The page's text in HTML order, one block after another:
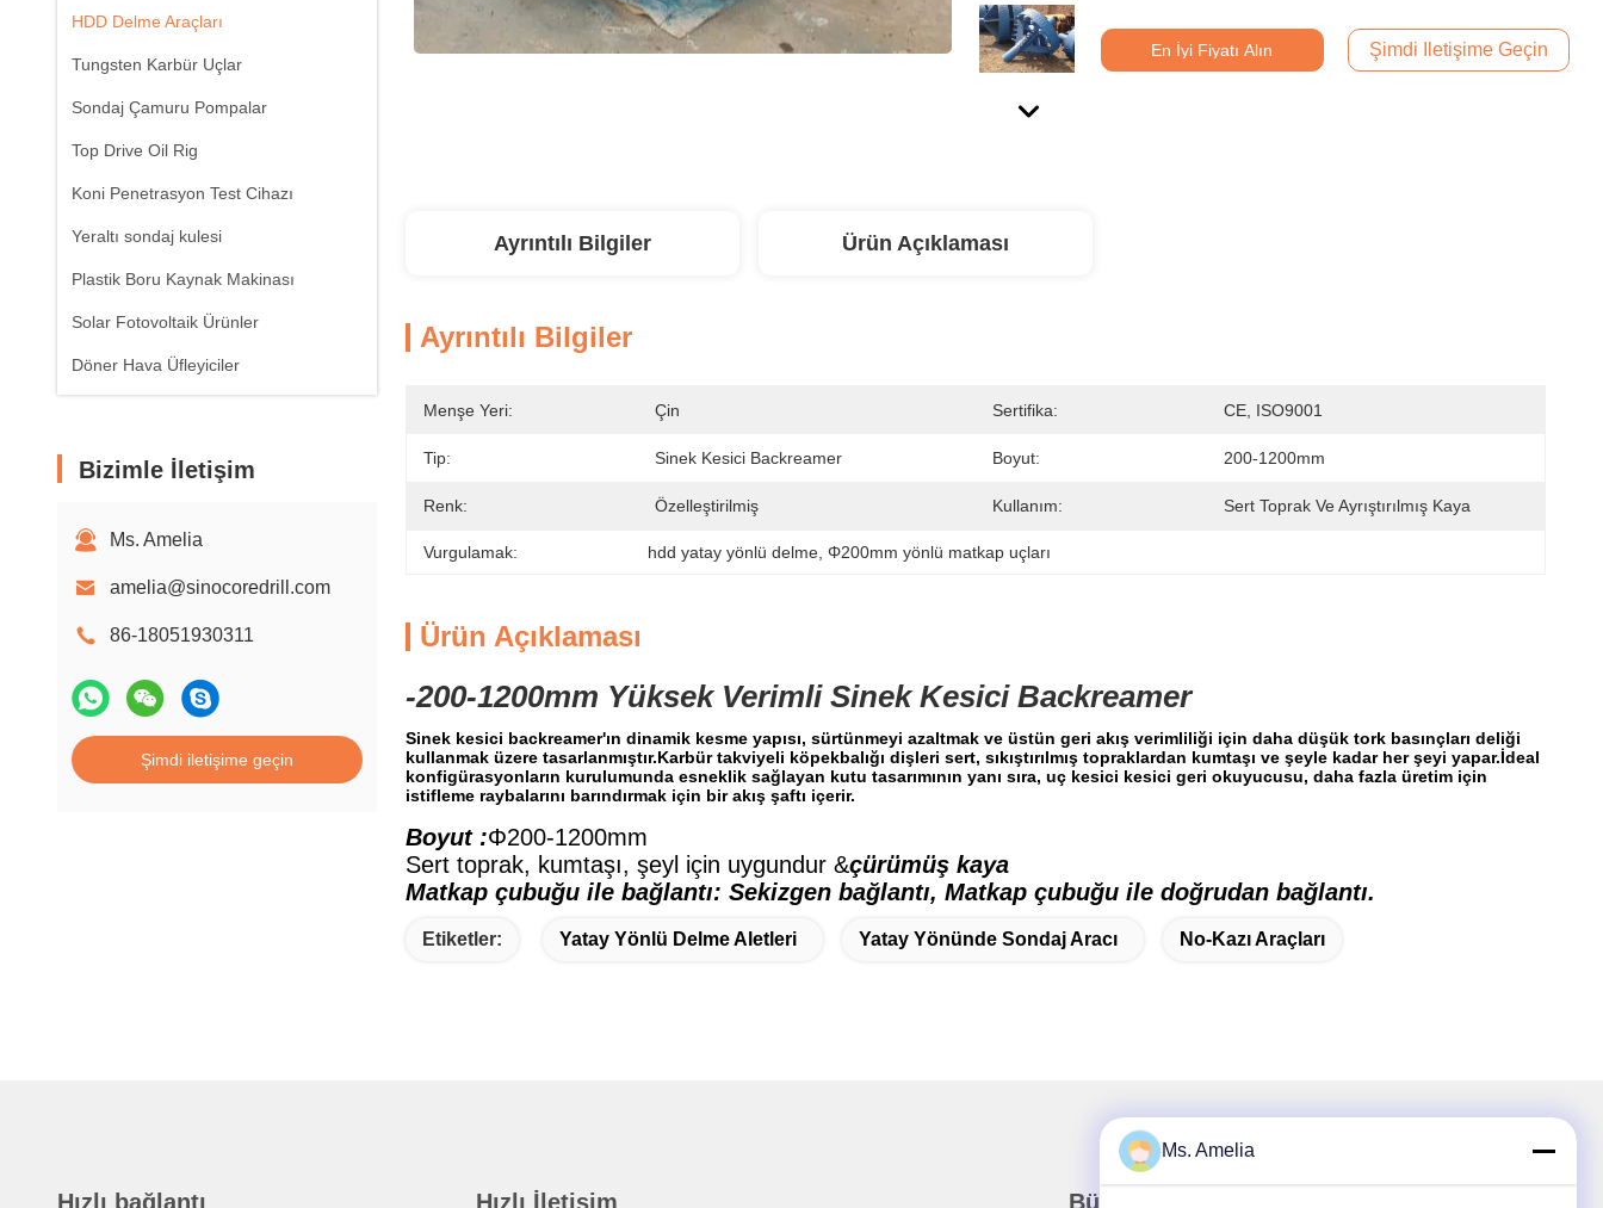
HDD Delme Araçları
Tungsten Karbür Uçlar
Sondaj Çamuru Pompalar
Top Drive Oil Rig
Koni Penetrasyon Test Cihazı
Yeraltı sondaj kulesi
Plastik Boru Kaynak Makinası
Solar Fotovoltaik Ürünler
Döner Hava Üfleyiciler
Bizimle İletişim
Ms. Amelia
amelia@sinocoredrill.com
86-18051930311
Şimdi iletişime geçin
En İyi Fiyatı Alın Şimdi Iletişime Geçin
Ayrıntılı Bilgiler Ürün Açıklaması
Ayrıntılı Bilgiler
Menşe Yeri: Çin Sertifika: CE, ISO9001
Tip: Sinek Kesici Backreamer Boyut: 200-1200mm
Renk: Özelleştirilmiş Kullanım: Sert Toprak Ve Ayrıştırılmış Kaya
Vurgulamak: hdd yatay yönlü delme , Φ200mm yönlü matkap uçları
Ürün Açıklaması
-200-1200mm Yüksek Verimli Sinek Kesici Backreamer
Sinek kesici backreamer'ın dinamik kesme yapısı, sürtünmeyi azaltmak ve üstün geri akış verimliliği için daha düşük tork basınçları deliği
kullanmak üzere tasarlanmıştır.Karbür takviyeli köpekbalığı dişleri sert, sıkıştırılmış topraklardan kumtaşı ve şeyle kadar her şeyi yapar.İdeal
konfigürasyonların kurulumunda esneklik sağlayan kutu tasarımının yanı sıra, uç kesici kesici geri okuyucusu, daha fazla üretim için
istifleme raybalarını barındırmak için bir akış şaftı içerir.
Boyut :Φ200-1200mm
Sert toprak, kumtaşı, şeyl için uygundur &çürümüş kaya
Matkap çubuğu ile bağlantı: Sekizgen bağlantı, Matkap çubuğu ile doğrudan bağlantı.
Etiketler: Yatay Yönlü Delme Aletleri Yatay Yönünde Sondaj Aracı No-Kazı Araçları
Hızlı bağlantı Hızlı İletişim Bültenimiz
Ms. Amelia